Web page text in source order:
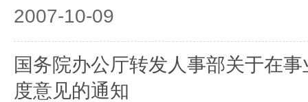
2007-10-09
国务院办公厅转发人事部关于在
度意见的通知